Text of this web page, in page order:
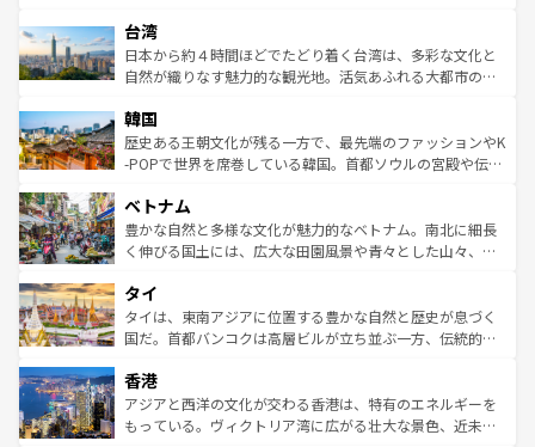
情報は
人々、おいしいローカルフードやハワイアンミュージッ
ク、伝統的なフラダンスなど、すべてがハワイの魅力を彩
っている。訪れるたびに新しい発見と感動が待っているハ
はコンテンツ一覧
リアリーフや大陸中央部にそびえるウルル（エアーズロッ
ク）、タスマニアの美しい原生林やケアンズの熱帯雨林な
ど、見どころがたくさん。また、カフェやワイン、オージ
いる。アクティビティも充実しており、サーフィンやダイ
ビング、ハイキングなど、アウトドア好きにはたまらな
い。オーストラリアの多彩な魅力を存分に味わいつくそ
参照してほしい。
台湾
日本から約４時間ほどでたどり着く台湾は、多彩な文化と
自然が織りなす魅力的な観光地。活気あふれる大都市の台
ン）、静ひつな山岳地帯である台湾東部など、都市の喧騒
と山間の静けさが共存しており、訪れる人に新しい発見と
驚きをもたらしてくれる。また、奥深い台湾の食文化も魅
容にもいいと評判のスイーツなど、バラエティ豊かな料理
が味わえる。 なお、新着の台湾情報は コンテンツ一覧を参
照してほしい。
韓国
歴史ある王朝文化が残る一方で、最先端のファッションやK
-POPで世界を席巻している韓国。首都ソウルの宮殿や伝統
き、地方に足を延ばせば四季折々の自然美を楽しむことが
できる。そして、キムチや焼肉、絶品のストリートフード
まで、さまざまな韓国料理が待っている。夜には、韓国な
リティに包まれながら、韓国の多彩な魅力を心ゆくまで味
わってみてほしい。 なお、新着の韓国情報はコンテンツ一
覧を参照してほしい。
ベトナム
豊かな自然と多様な文化が魅力的なベトナム。南北に細長
く伸びる国土には、広大な田園風景や青々とした山々、世
急速な発展と共に伝統が息づく。ハノイの古い町並みやホ
ーチミン市のフランス統治時代の建物も、独特の雰囲気を
醸し出している。また、バラエティの豊かさとおいしさで
とつ。フォーやバインミー、ベトナムコーヒーなどは、ぜ
ひ現地で味わいたい。どの地域を訪れてもあたたかい人々
が旅行者を迎えてくれるので、きっと忘れられない旅にな
タイ
タイは、東南アジアに位置する豊かな自然と歴史が息づく
国だ。首都バンコクは高層ビルが立ち並ぶ一方、伝統的な
の活気が交差している。北部ではチェンマイなどの山岳地
帯で自然と触れ合い、南部ではプーケットやクラビの美し
いビーチでリゾート気分を楽しむことができる。タイ料理
香港
アジアと西洋の文化が交わる香港は、特有のエネルギーを
もっている。ヴィクトリア湾に広がる壮大な景色、近未来